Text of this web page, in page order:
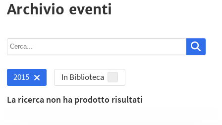
Archivio eventi
2015 In Biblioteca
La ricerca non ha prodotto risultati